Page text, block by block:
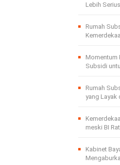
Lebih Serius
Rumah
Momentum
Subsidi
Rumah
yang Layak
meski BI
Kabinet